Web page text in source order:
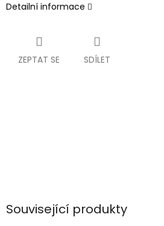
Detailní informace
ZEPTAT SE SDÍLET
Související produkty